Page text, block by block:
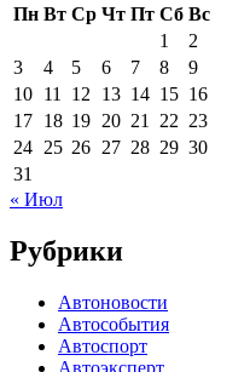
Пн Вт Ср Чт Пт Сб Вс
1
2
3
4 5 6 7 8
9
10 11 12 13 14 15 16
17 18 19 20 21 22 23
24 25 26 27 28 29 30
31
« Июл
Рубрики
Автоновости
Автособытия
Автоспорт
Автоэксперт